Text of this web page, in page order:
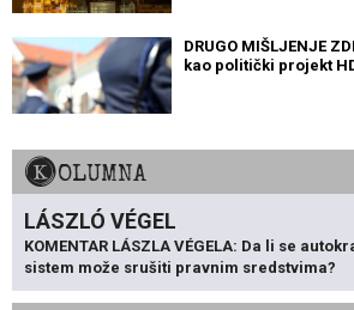
DRUGO MIŠLJENJE
kao politički projekt
KOLUMNA
LÁSZLÓ VÉGEL
KOMENTAR LÁSZLA VÉGELA: Da li se
sistem može srušiti pravnim sredstvima?